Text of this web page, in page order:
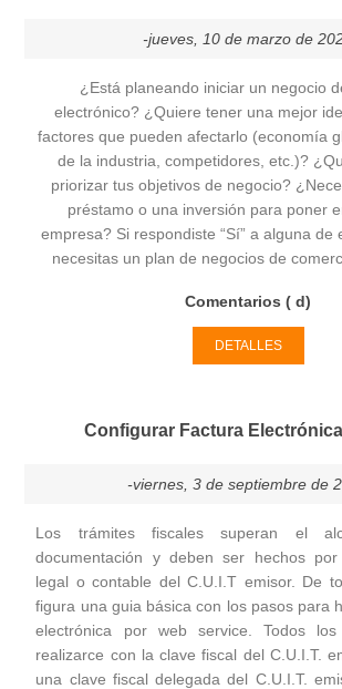
-jueves, 10 de marzo de
¿Está planeando iniciar un negocio
electrónico? ¿Quiere tener una mejor
factores que pueden afectarlo (economía
de la industria, competidores, etc.)?
priorizar tus objetivos de negocio?
préstamo o una inversión para poner
empresa? Si respondiste “Sí” a alguna de
necesitas un plan de negocios de
Comentarios ( d)
DETALLES
Configurar Factura
-viernes, 3 de septiembre de
Los trámites fiscales superan el
documentación y deben ser hechos
legal o contable del C.U.I.T emisor. De
figura una guia básica con los pasos para
electrónica por web service. Todos
realizarce con la clave fiscal del C.U.I.T.
una clave fiscal delegada del C.U.I.T.